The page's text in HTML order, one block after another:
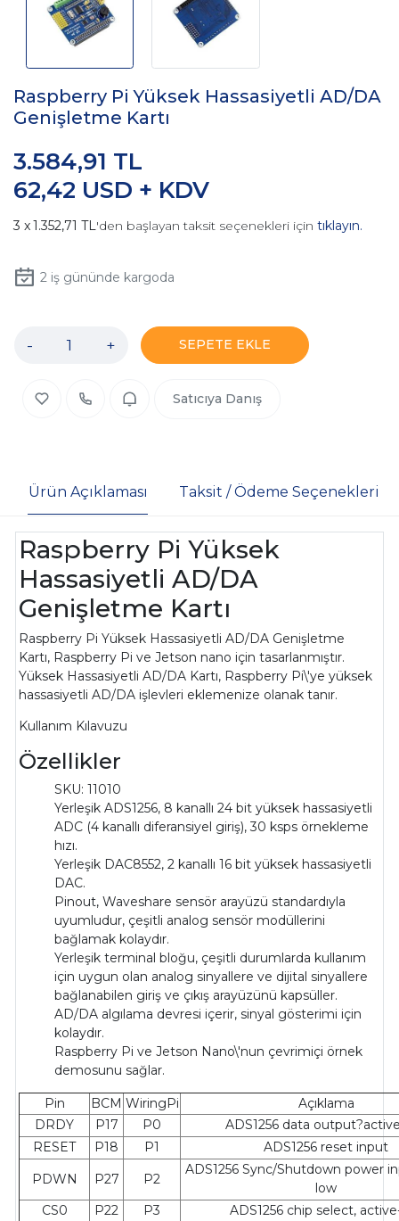
Raspberry Pi Yüksek Hassasiyetli AD/DA
Genişletme Kartı
62,42 USD + KDV
3.584,91 TL
1.352,71 TL'den başlayan taksit seçenekleri için tıklayın.
2iş gününde kargoda
- + SEPETE EKLE
Satıcıya Danış
Ürün Açıklaması Taksit / Ödeme Seçenekleri
Raspberry Pi Yüksek
Hassasiyetli AD/DA
Genişletme Kartı
Raspberry Pi Yüksek Hassasiyetli AD/DA Genişletme
Kartı, Raspberry Pi ve Jetson nano için tasarlanmıştır.
Yüksek Hassasiyetli AD/DA Kartı, Raspberry Pi\'ye yüksek
hassasiyetli AD/DA işlevleri eklemenize olanak tanır.
Kullanım Kılavuzu
Özellikler
SKU: 11010
Yerleşik ADS1256, 8 kanallı 24 bit yüksek hassasiyetli
ADC (4 kanallı diferansiyel giriş), 30 ksps örnekleme
hızı.
Yerleşik DAC8552, 2 kanallı 16 bit yüksek hassasiyetli
DAC.
Pinout, Waveshare sensör arayüzü standardıyla
uyumludur, çeşitli analog sensör modüllerini
bağlamak kolaydır.
Yerleşik terminal bloğu, çeşitli durumlarda kullanım
için uygun olan analog sinyallere ve dijital sinyallere
bağlanabilen giriş ve çıkış arayüzünü kapsüller.
AD/DA algılama devresi içerir, sinyal gösterimi için
kolaydır.
Raspberry Pi ve Jetson Nano\'nun çevrimiçi örnek
demosunu sağlar.
Pin BCM WiringPi
Açıklama
DRDY
P17 P0
ADS1256 data
RESET
P18 P1
ADS1256 reset input
PDWN
P27 P2
ADS1256 Sync/Shutdown power
low
CS0
P22 P3 ADS1256 chip select,